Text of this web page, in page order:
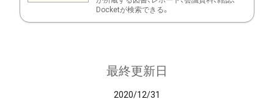
Docketが検索できる。
最終更新日
2020/12/31